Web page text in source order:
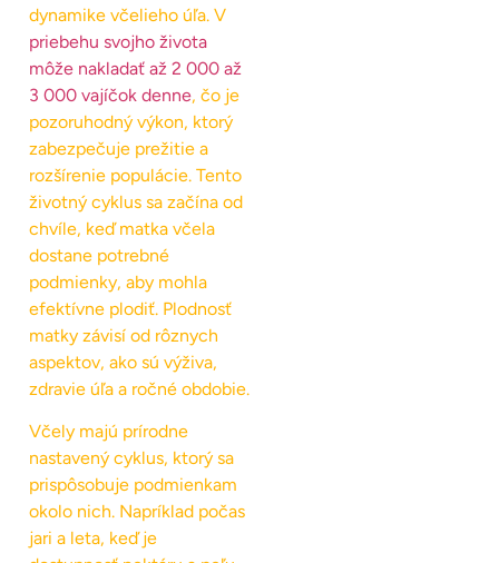
dynamike včelieho úľa. V
priebehu svojho života
môže nakladať až 2 000 až
3 000 vajíčok denne, čo je
pozoruhodný výkon, ktorý
zabezpečuje prežitie a
rozšírenie populácie. Tento
životný cyklus sa začína od
chvíle, keď matka včela
dostane potrebné
podmienky, aby mohla
efektívne plodiť. Plodnosť
matky závisí od rôznych
aspektov, ako sú výživa,
zdravie úľa a ročné obdobie.
Včely majú prírodne
nastavený cyklus, ktorý sa
prispôsobuje podmienkam
okolo nich. Napríklad počas
jari a leta, keď je